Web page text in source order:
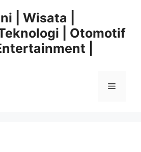
| Wisata |
| Otomotif
|
Menu